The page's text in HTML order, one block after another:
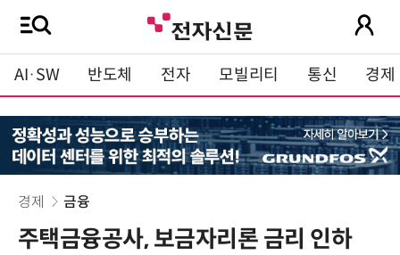
AI·SW 반도체 전자 모빌리티 통신 경제
경제 금융
주택금융공사, 보금자리론 금리 인하